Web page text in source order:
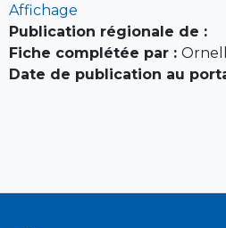
Affichage
Publication régionale de :
Fiche complétée par :
Date de publication au